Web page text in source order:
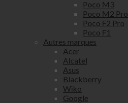
Poco M3
Poco M2 Pro
Poco F2 Pro
Poco F1
Autres marques
Acer
Alcatel
Asus
Blackberry
Wiko
Google